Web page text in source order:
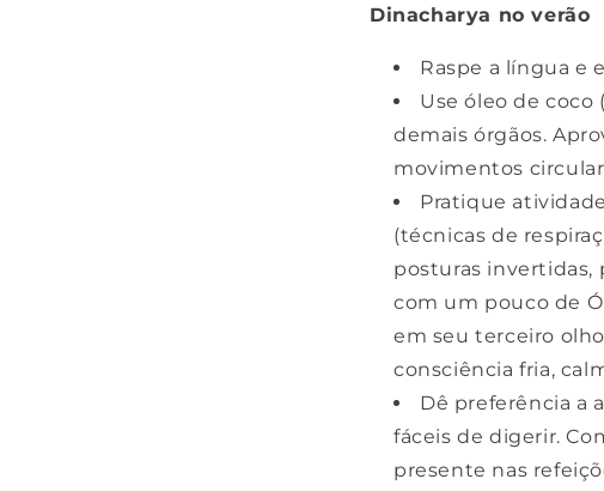
Dinacharya no verão
Raspe a língua e
Use óleo de
demais órgãos.
movimentos
Pratique
(técnicas de
posturas invertidas,
com um pouco de
em seu terceiro
consciência fria,
Dê preferência a
fáceis de digerir.
presente nas